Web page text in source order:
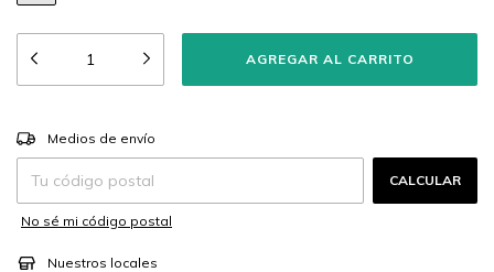
Entregas para el CP:
Medios de envío
CALCULAR
No sé mi código postal
Nuestros locales